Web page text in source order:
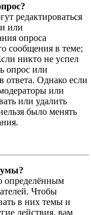
редактироваться
или
опроса
сообщения в теме;
никто не успел
опрос или
ответа. Однако если
или
или удалить
было менять
определённым
Чтобы
в них темы и
действия, вам